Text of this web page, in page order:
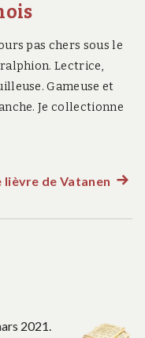
pas chers sous le
Lectrice,
Gameuse et
Je collectionne
lièvre de Vatanen
2021.